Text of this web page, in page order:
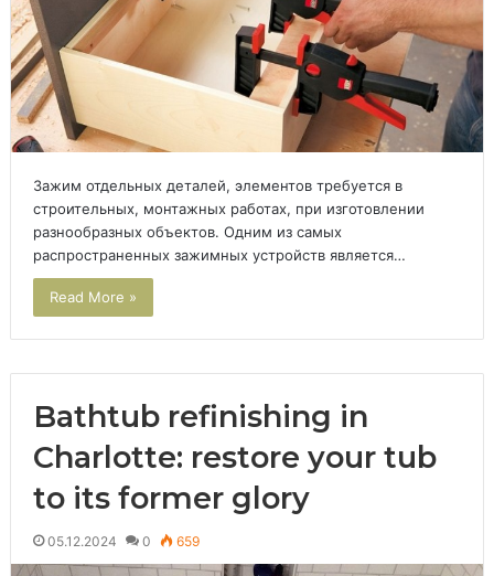
Зажим отдельных деталей, элементов требуется в
строительных, монтажных работах, при изготовлении
разнообразных объектов. Одним из самых
распространенных зажимных устройств является…
Read More »
Bathtub refinishing in
Charlotte: restore your tub
to its former glory
05.12.2024 0 659